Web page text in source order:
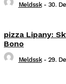
Meldssk - 30.
pizza Lipany:
Bono
Meldssk - 29.